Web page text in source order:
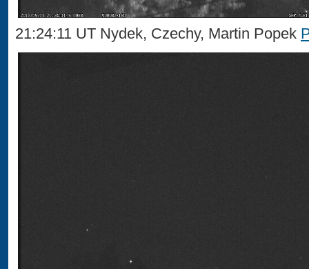
21:24:11 UT Nydek, Czechy, Martin Popek